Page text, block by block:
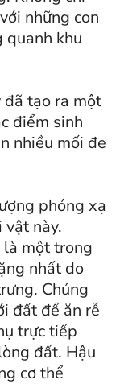
những con
quanh khu
đã tạo ra một
điểm sinh
nhiều mối đe
phóng xạ
này.
là một trong
nhất do
Chúng
đất để ăn rễ
trực tiếp
đất. Hậu
cơ thể